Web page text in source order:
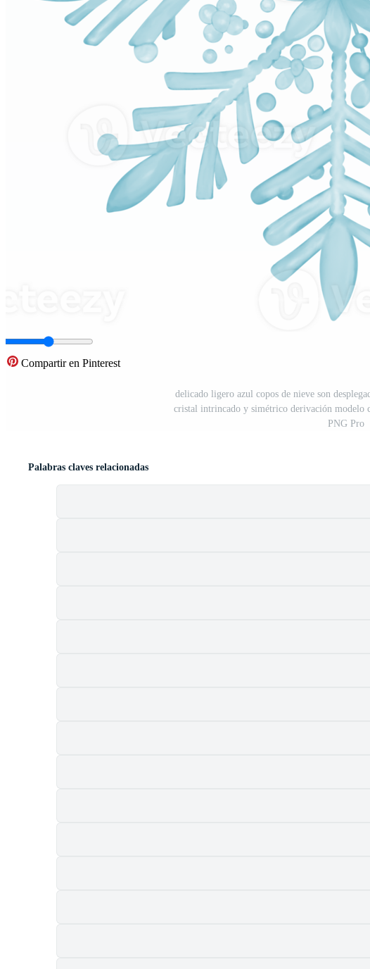
Compartir en Pinterest
delicado ligero azul copos de nieve son
cristal intrincado y simétrico derivación modelo
PNG Pro
Palabras claves relacionadas